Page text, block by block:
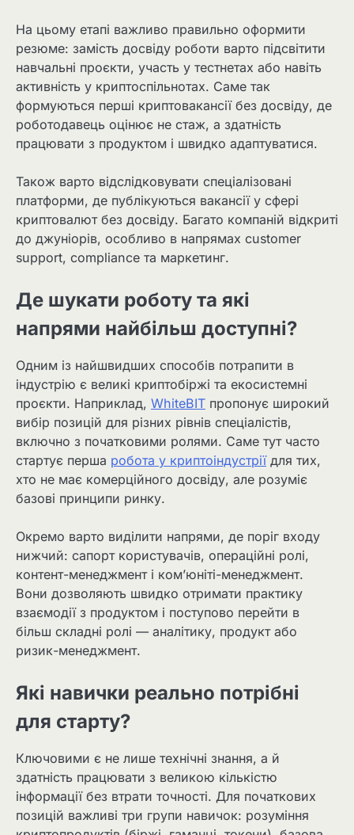
На цьому етапі важливо правильно оформити
резюме: замість досвіду роботи варто підсвітити
навчальні проєкти, участь у тестнетах або навіть
активність у криптоспільнотах. Саме так
формуються перші криптовакансії без досвіду, де
роботодавець оцінює не стаж, а здатність
працювати з продуктом і швидко адаптуватися.
Також варто відслідковувати спеціалізовані
платформи, де публікуються вакансії у сфері
криптовалют без досвіду. Багато компаній відкриті
до джуніорів, особливо в напрямах customer
support, compliance та маркетинг.
Де шукати роботу та які
напрями найбільш доступні?
Одним із найшвидших способів потрапити в
індустрію є великі криптобіржі та екосистемні
проєкти. Наприклад, WhiteBIT пропонує широкий
вибір позицій для різних рівнів спеціалістів,
включно з початковими ролями. Саме тут часто
стартує перша робота у криптоіндустріїдля тих,
хто не має комерційного досвіду, але розуміє
базові принципи ринку.
Окремо варто виділити напрями, де поріг входу
нижчий: сапорт користувачів, операційні ролі,
контент-менеджмент і ком’юніті-менеджмент.
Вони дозволяють швидко отримати практику
взаємодії з продуктом і поступово перейти в
більш складні ролі — аналітику, продукт або
ризик-менеджмент.
Які навички реально потрібні
для старту?
Ключовими є не лише технічні знання, а й
здатність працювати з великою кількістю
інформації без втрати точності. Для початкових
позицій важливі три групи навичок: розуміння